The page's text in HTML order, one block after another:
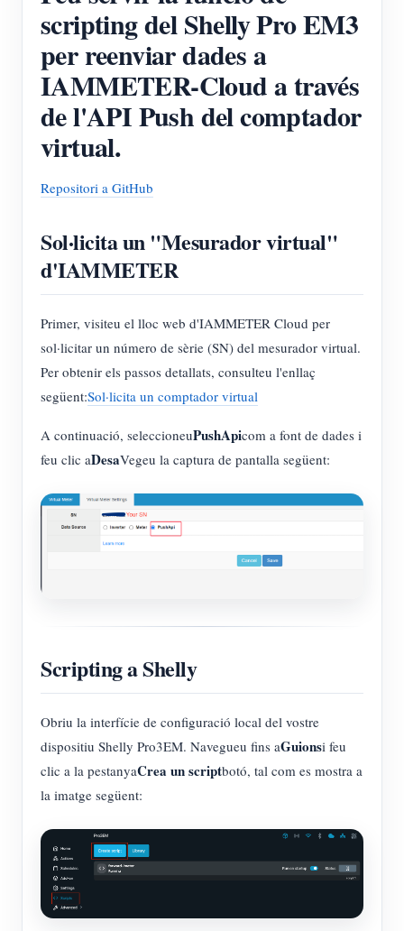
Simulador IAMMETER
Mesurador virtual
Sistema de Predicció i Simulació Energètica
Aplicacions
Monitor d'energia del sistema solar fotovoltaic
Monitor de consum d'electricitat
Domòtica
Botiga
Recursos
Document
Vídeo tutorial
Preguntes freqüents
Blocs
Desenvolupador
Explora
Programa de recompenses
Sobre nosaltres
scripting del Shelly Pro EM3
per reenviar dades a
IAMMETER-Cloud a través
de l'API Push del comptador
virtual.
Repositori a GitHub
Sol·licita un "Mesurador virtual"
d'IAMMETER
Primer, visiteu el lloc web d'IAMMETER Cloud per
sol·licitar un número de sèrie (SN) del mesurador virtual.
Per obtenir els passos detallats, consulteu l'enllaç
següent:Sol·licita un comptador virtual
A continuació, seleccioneuPushApicom a font de dades i
feu clic aDesaVegeu la captura de pantalla següent:
Scripting a Shelly
Obriu la interfície de configuració local del vostre
dispositiu Shelly Pro3EM. Navegueu fins aGuionsi feu
clic a la pestanyaCrea un scriptbotó, tal com es mostra a
la imatge següent: